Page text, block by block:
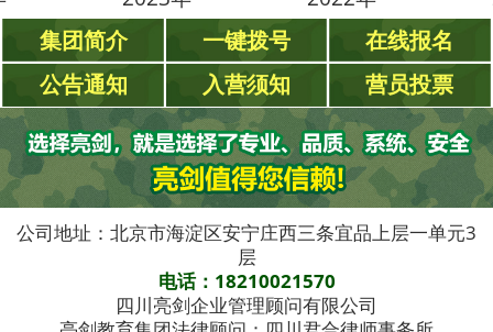
集团简介 一键拨号
在线报名
公告通知
入营须知 营员投票
公司地址：北京市海淀区安宁庄西三条宜品上层一单元3
层
电话：18210021570
四川亮剑企业管理顾问有限公司